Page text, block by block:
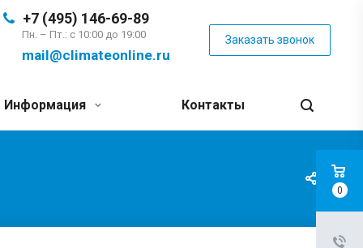
+7 (495) 146-69-89
Пн. – Пт.: с 10:00 до 19:00
mail@climateonline.ru
Заказать звонок
Информация Контакты
0